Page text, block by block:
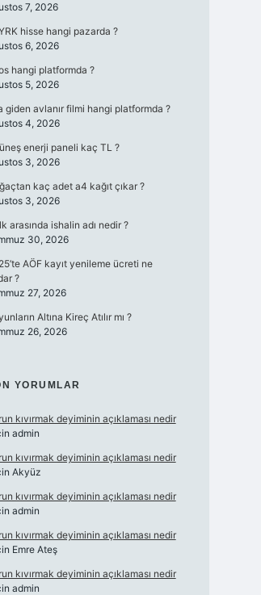
7, 2026
hisse hangi pazarda ?
6, 2026
hangi platformda ?
5, 2026
giden avlanır filmi hangi platformda ?
4, 2026
enerji paneli kaç TL ?
3, 2026
kaç adet a4 kağıt çıkar ?
3, 2026
arasında ishalin adı nedir ?
30, 2026
AÖF kayıt yenileme ücreti ne
?
27, 2026
Altına Kireç Atılır mı ?
26, 2026
YORUMLAR
kıvırmak deyiminin açıklaması nedir
admin
kıvırmak deyiminin açıklaması nedir
Akyüz
kıvırmak deyiminin açıklaması nedir
admin
kıvırmak deyiminin açıklaması nedir
Emre Ateş
kıvırmak deyiminin açıklaması nedir
admin